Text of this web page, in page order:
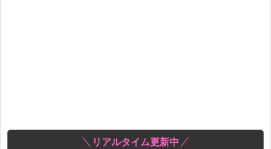
リアルタイム更新中